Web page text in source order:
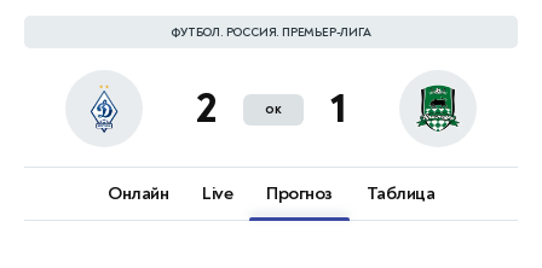
ФУТБОЛ. РОССИЯ. ПРЕМЬЕР-ЛИГА
2 ок 1
Онлайн Live Прогноз Таблица